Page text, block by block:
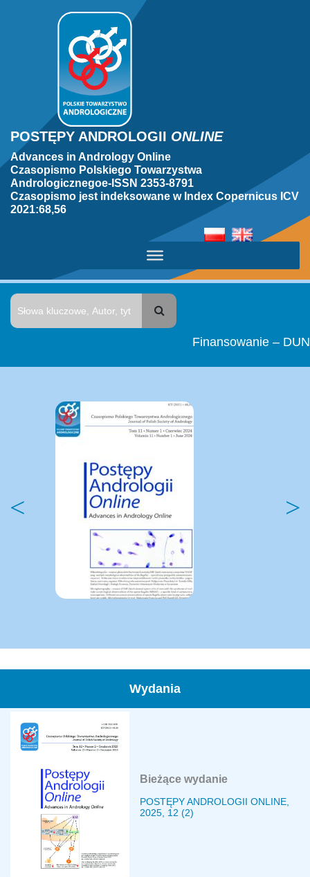
POSTĘPY ANDROLOGII ONLINE
Advances in Andrology Online
Czasopismo Polskiego Towarzystwa
Andrologicznegoe-ISSN 2353-8791
Czasopismo jest indeksowane w Index Copernicus ICV
2021:68,56
Finansowanie – DUN
Wydania
Bieżące wydanie
POSTĘPY ANDROLOGII ONLINE,
2025, 12 (2)